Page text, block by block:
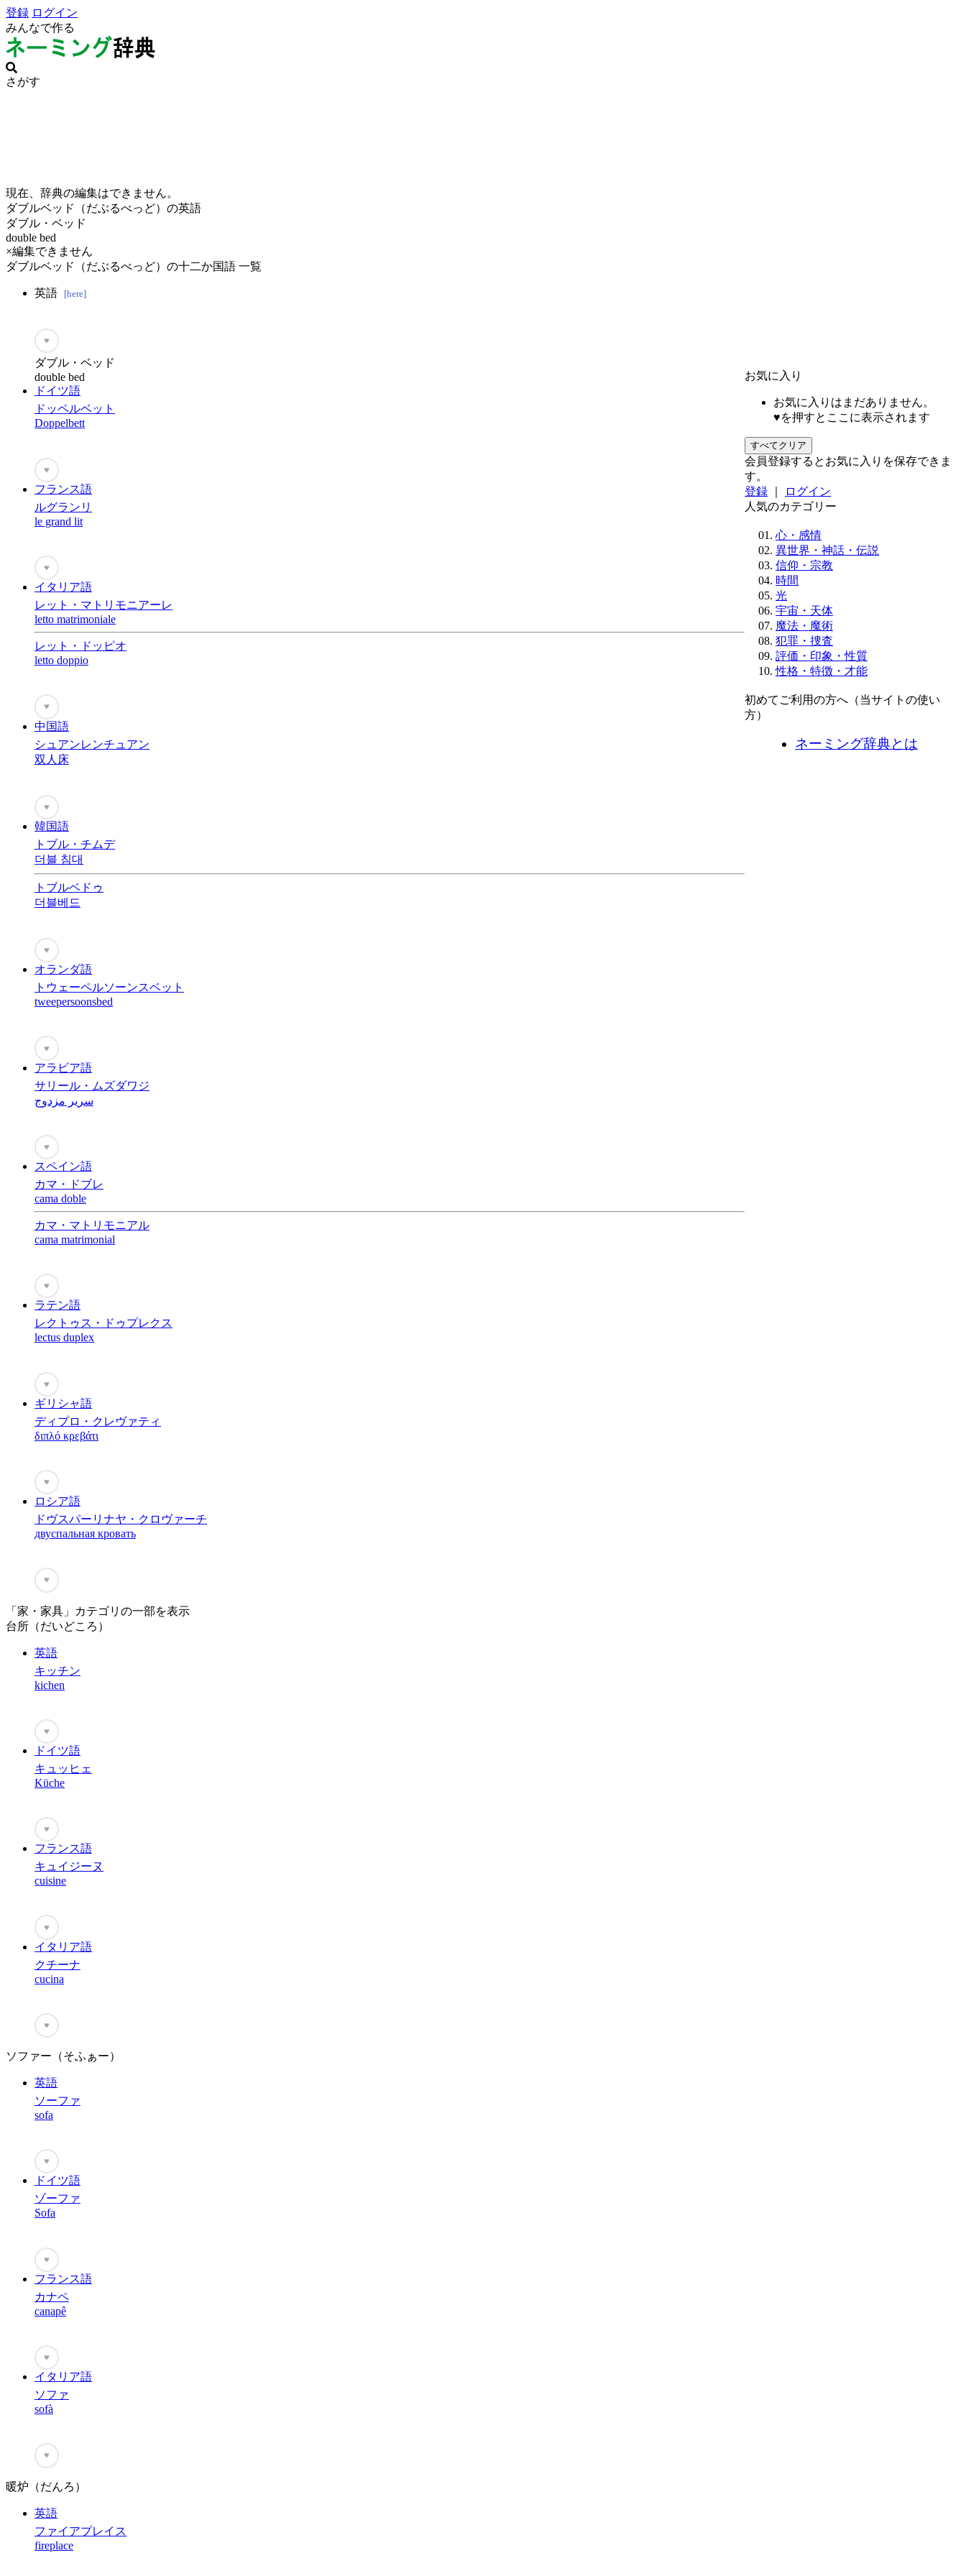
登録 ログイン
みんなで作る
さがす
現在、辞典の編集はできません。
ダブルベッド（だぶるべっど）の英語
ダブル・ベッド
double bed
×編集できません
ダブルベッド（だぶるべっど）の十二か国語 一覧
英語 [here]
♥
ダブル・ベッド
double bed
ドイツ語
ドッペルベット
Doppelbett
♥
フランス語
ルグランリ
le grand lit
♥
イタリア語
レット・マトリモニアーレ
letto matrimoniale
レット・ドッピオ
letto doppio
♥
中国語
シュアンレンチュアン
双人床
♥
韓国語
トブル・チムデ
더블 침대
トブルベドゥ
더블베드
♥
オランダ語
トウェーペルソーンスベット
tweepersoonsbed
♥
アラビア語
サリール・ムズダワジ
سرير مزدوج
♥
スペイン語
カマ・ドブレ
cama doble
カマ・マトリモニアル
cama matrimonial
♥
ラテン語
レクトゥス・ドゥプレクス
lectus duplex
♥
ギリシャ語
ディプロ・クレヴァティ
διπλό κρεβάτι
♥
ロシア語
ドヴスパーリナヤ・クロヴァーチ
двуспальная кровать
♥
「家・家具」カテゴリの一部を表示
台所（だいどころ）
英語
キッチン
kichen
♥
ドイツ語
キュッヒェ
Küche
♥
フランス語
キュイジーヌ
cuisine
♥
イタリア語
クチーナ
cucina
♥
ソファー（そふぁー）
英語
ソーファ
sofa
♥
ドイツ語
ゾーファ
Sofa
♥
フランス語
カナペ
canapê
♥
イタリア語
ソファ
sofà
♥
暖炉（だんろ）
英語
ファイアプレイス
fireplace
お気に入り
お気に入りはまだありません。
♥を押すとここに表示されます
すべてクリア
会員登録するとお気に入りを保存できま
す。
登録
ログイン
人気のカテゴリー
心・感情
異世界・神話・伝説
信仰・宗教
時間
光
宇宙・天体
魔法・魔術
犯罪・捜査
評価・印象・性質
性格・特徴・才能
初めてご利用の方へ（当サイトの使い
方）
ネーミング辞典とは